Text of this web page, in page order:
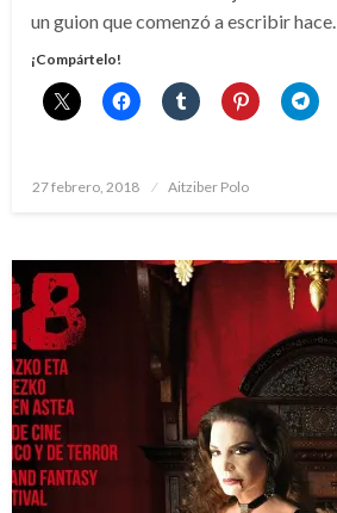
un guion que comenzó a escribir hace…
¡Compártelo!
Publicado
27 febrero, 2018 Aitziber Polo